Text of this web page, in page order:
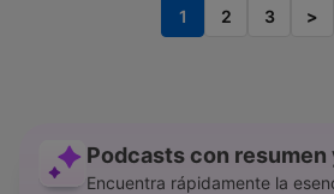
1
2 3 >
Podcasts con
Encuentra rápidamente la